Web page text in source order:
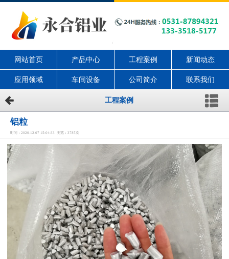
网站首页 产品中心 工程案例 新闻动态
应用领域 车间设备 公司简介 联系我们
工程案例
铝粒
时间：2020-12-07 15:04:33 浏览：3785次